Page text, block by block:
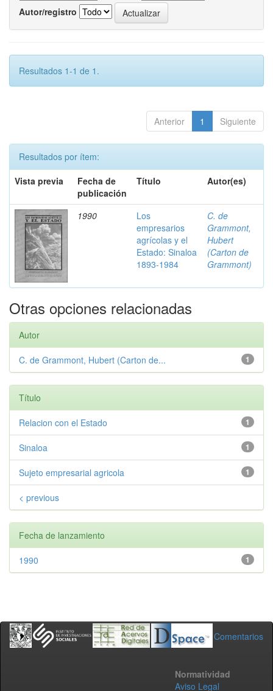
Autor/registro
Resultados 1-1 de 1.
Anterior 1 Siguiente
Resultados por ítem:
Vista previa
Fecha de
publicación
Título Autor(es)
1990
Los
empresarios
agrícolas y el
Estado: Sinaloa
1893-1984
C. de
Grammont,
Hubert
(Carton de
Grammont)
Otras opciones relacionadas
Autor
1
C. de Grammont, Hubert (Carton de...
Título
1
Relacion con el Estado
1
Sinaloa
1
Sujeto empresarial agricola
< previous
Fecha de lanzamiento
1
1990
Comentarios
Normatividad
Aviso Legal